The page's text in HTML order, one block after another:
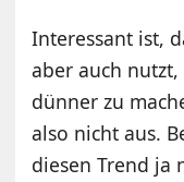
Interessant ist,
aber auch
dünner zu
also nicht aus.
diesen Trend ja